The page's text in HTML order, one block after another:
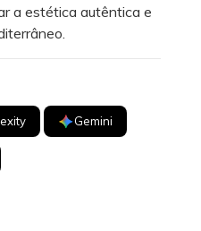
a estética autêntica e
Gemini